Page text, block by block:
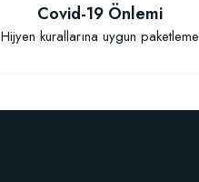
Covid-19 Önlemi
Hijyen kurallarına uygun paketleme